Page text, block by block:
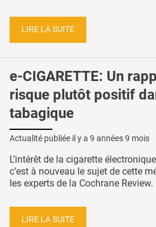
LIRE LA SUITE
e-CIGARETTE: Un
risque plutôt positif
tabagique
Actualité publiée il y a 9 années 9 mois
L’intérêt de la cigarette
c’est à nouveau le sujet de cette
les experts de la Cochrane Review.
LIRE LA SUITE